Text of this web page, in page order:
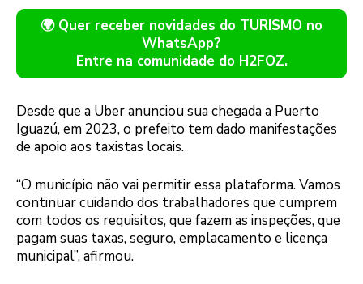
🌍 Quer receber novidades do TURISMO no
WhatsApp?
Entre na comunidade do H2FOZ.
Desde que a Uber anunciou sua chegada a Puerto
Iguazú, em 2023, o prefeito tem dado manifestações
de apoio aos taxistas locais.
“O município não vai permitir essa plataforma. Vamos
continuar cuidando dos trabalhadores que cumprem
com todos os requisitos, que fazem as inspeções, que
pagam suas taxas, seguro, emplacamento e licença
municipal”, afirmou.